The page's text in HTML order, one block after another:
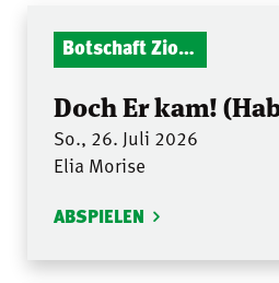
Botschaft Zionshalle
Doch Er kam!
So., 26. Juli 2026
Elia Morise
ABSPIELEN